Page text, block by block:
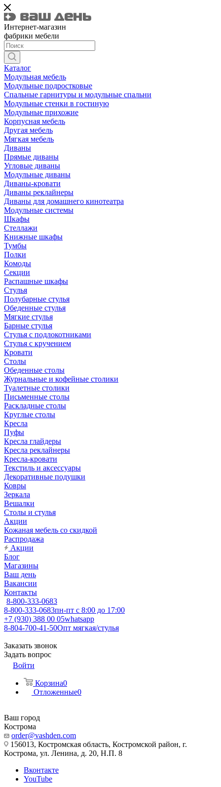
Интернет-магазин
фабрики мебели
Каталог
Модульная мебель
Модульные подростковые
Спальные гарнитуры и модульные спальни
Модульные стенки в гостиную
Модульные прихожие
Корпусная мебель
Другая мебель
Мягкая мебель
Диваны
Прямые диваны
Угловые диваны
Модульные диваны
Диваны-кровати
Диваны реклайнеры
Диваны для домашнего кинотеатра
Модульные системы
Шкафы
Стеллажи
Книжные шкафы
Тумбы
Полки
Комоды
Секции
Распашные шкафы
Стулья
Полубарные стулья
Обеденные стулья
Мягкие стулья
Барные стулья
Стулья с подлокотниками
Стулья с кручением
Кровати
Столы
Обеденные столы
Журнальные и кофейные столики
Туалетные столики
Письменные столы
Раскладные столы
Круглые столы
Кресла
Пуфы
Кресла глайдеры
Кресла реклайнеры
Кресла-кровати
Текстиль и аксессуары
Декоративные подушки
Ковры
Зеркала
Вешалки
Столы и стулья
Акции
Кожаная мебель со скидкой
Распродажа
Акции
Блог
Магазины
Ваш день
Вакансии
Контакты
8-800-333-0683
8-800-333-0683пн-пт с 8:00 до 17:00
+7 (930) 388 00 05whatsapp
8-804-700-41-50Опт мягкая/стулья
Заказать звонок
Задать вопрос
Войти
Корзина0
Отложенные0
Ваш город
Кострома
order@vashden.com
156013, Костромская область, Костромской район, г.
Кострома, ул. Ленина, д. 20, Н.П. 8
Вконтакте
YouTube